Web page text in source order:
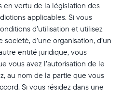
en vertu de la législation des
applicables. Si vous
d’utilisation et utilisez
société, d’une organisation, d’un
entité juridique, vous
vous avez l’autorisation de le
au nom de la partie que vous
Si vous résidez dans une